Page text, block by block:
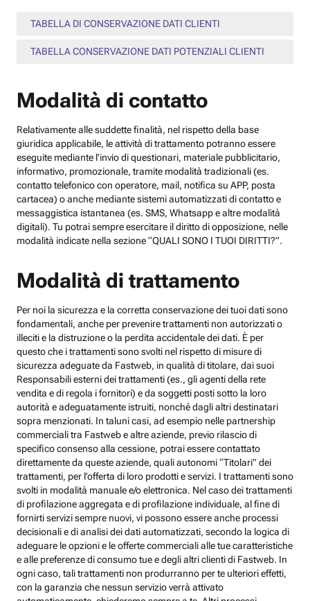
TABELLA DI CONSERVAZIONE DATI CLIENTI
TABELLA CONSERVAZIONE DATI POTENZIALI CLIENTI
Modalità di contatto
Relativamente alle suddette finalità, nel rispetto della base
giuridica applicabile, le attività di trattamento potranno essere
eseguite mediante l’invio di questionari, materiale pubblicitario,
informativo, promozionale, tramite modalità tradizionali (es.
contatto telefonico con operatore, mail, notifica su APP, posta
cartacea) o anche mediante sistemi automatizzati di contatto e
messaggistica istantanea (es. SMS, Whatsapp e altre modalità
digitali). Tu potrai sempre esercitare il diritto di opposizione, nelle
modalità indicate nella sezione “QUALI SONO I TUOI DIRITTI?”.
Modalità di trattamento
Per noi la sicurezza e la corretta conservazione dei tuoi dati sono
fondamentali, anche per prevenire trattamenti non autorizzati o
illeciti e la distruzione o la perdita accidentale dei dati. È per
questo che i trattamenti sono svolti nel rispetto di misure di
sicurezza adeguate da Fastweb, in qualità di titolare, dai suoi
Responsabili esterni dei trattamenti (es., gli agenti della rete
vendita e di regola i fornitori) e da soggetti posti sotto la loro
autorità e adeguatamente istruiti, nonché dagli altri destinatari
sopra menzionati. In taluni casi, ad esempio nelle partnership
commerciali tra Fastweb e altre aziende, previo rilascio di
specifico consenso alla cessione, potrai essere contattato
direttamente da queste aziende, quali autonomi “Titolari” dei
trattamenti, per l’offerta di loro prodotti e servizi. I trattamenti sono
svolti in modalità manuale e/o elettronica. Nel caso dei trattamenti
di profilazione aggregata e di profilazione individuale, al fine di
fornirti servizi sempre nuovi, vi possono essere anche processi
decisionali e di analisi dei dati automatizzati, secondo la logica di
adeguare le opzioni e le offerte commerciali alle tue caratteristiche
e alle preferenze di consumo tue e degli altri clienti di Fastweb. In
ogni caso, tali trattamenti non produrranno per te ulteriori effetti,
con la garanzia che nessun servizio verrà attivato